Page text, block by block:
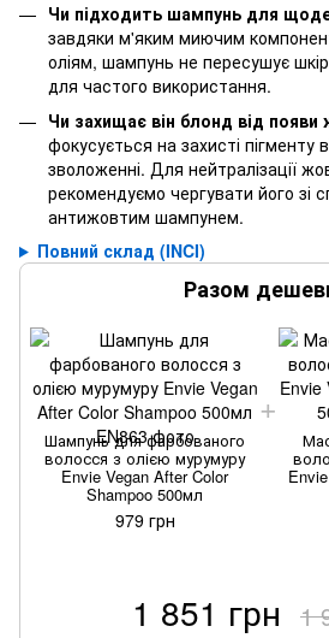
Чи підходить шампунь для
завдяки м'яким миючим
оліям, шампунь не пересушує
для частого використання.
Чи захищає він блонд від появи
фокусується на захисті пігменту
зволоженні. Для нейтралізації
рекомендуємо чергувати його зі
антижовтим шампунем.
Повний склад (INCI)
Разом
Шампунь для фарбованого
волосся з олією мурумуру
Envie Vegan After Color
Shampoo 500мл
979 грн
1 851 грн 1